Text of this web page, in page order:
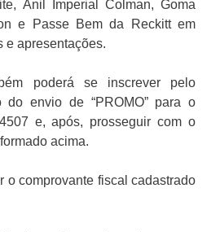
Anil Imperial Colman, Goma
e Passe Bem da Reckitt em
e apresentações.
poderá se inscrever pelo
do envio de “PROMO” para o
e, após, prosseguir com o
acima.
o comprovante fiscal cadastrado